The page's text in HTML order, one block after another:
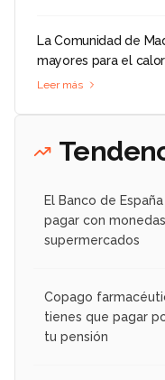
La Comunidad de
mayores para el calor
Leer más
El Banco de
pagar con
supermercados
Copago
tienes que pagar
tu pensión